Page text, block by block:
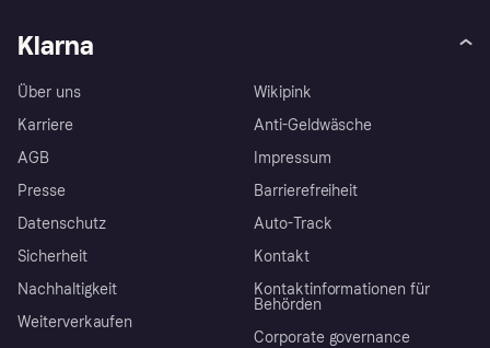
Klarna
Über uns
Karriere
AGB
Presse
Datenschutz
Sicherheit
Nachhaltigkeit
Weiterverkaufen
Wikipink
Anti-Geldwäsche
Impressum
Barrierefreiheit
Auto-Track
Kontakt
Kontaktinformationen für
Behörden
Corporate governance